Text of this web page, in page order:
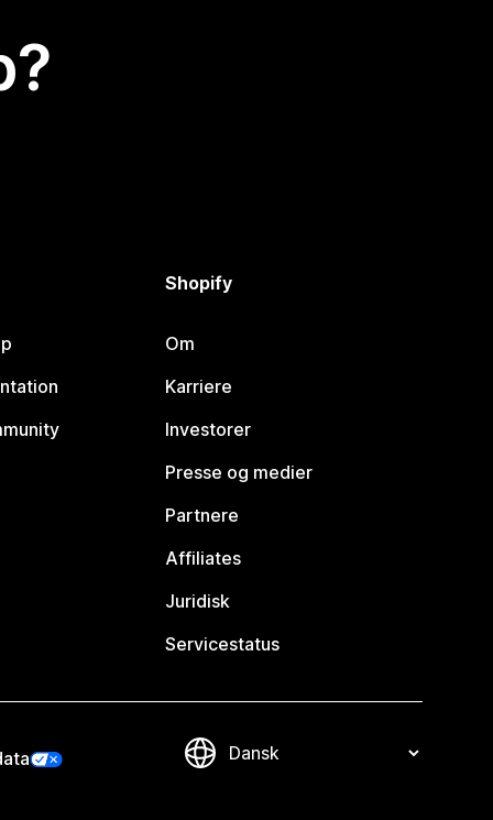
Shopify
Om
Karriere
Investorer
Presse og medier
Partnere
Affiliates
Juridisk
Servicestatus